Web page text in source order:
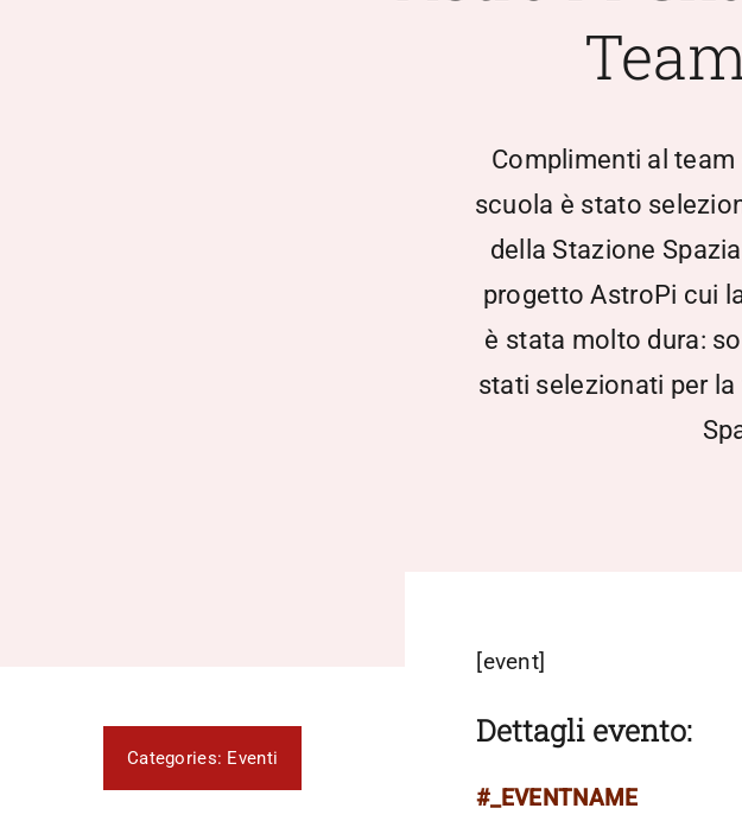
Complimenti al
scuola è stato
della Stazione
progetto AstroPi cui
è stata molto dura:
stati selezionati per
Categories: Eventi
[event]
Dettagli evento:
#_EVENTNAME